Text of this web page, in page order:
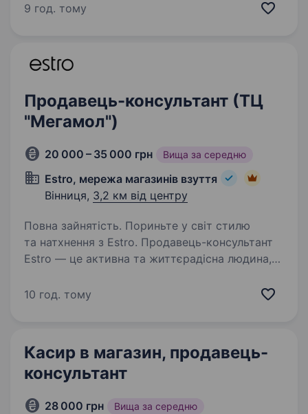
заробляти, подорожувати та будувати кар'єру
9 год. тому
Продавець-консультант (ТЦ
"Мегамол")
20 000 – 35 000 грн Вища за середню
Estro, мережа магазинів взуття
Вінниця, 3,2 км від центру
Повна зайнятість. Пориньте у світ стилю
та натхнення з Estro. Продавець-консультант
Estro — це активна та життєрадісна людина,
Постійно навчається та розвивається, щоб
10 год. тому
Касир в магазин, продавець-
консультант
28 000 грн Вища за середню